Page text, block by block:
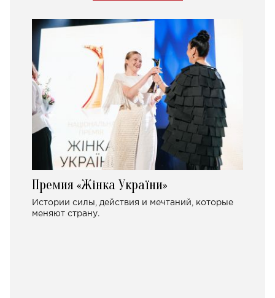
Премия «Жінка України»
Истории силы, действия и мечтаний, которые
меняют страну.